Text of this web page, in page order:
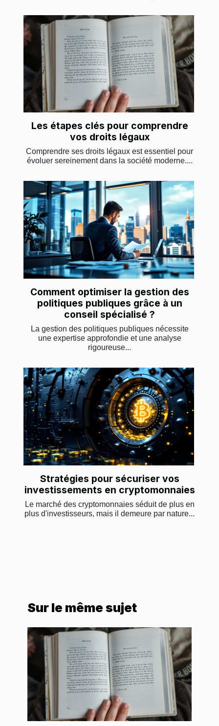
Les étapes clés pour comprendre
vos droits légaux
Comprendre ses droits légaux est essentiel pour
évoluer sereinement dans la société moderne....
Comment optimiser la gestion des
politiques publiques grâce à un
conseil spécialisé ?
La gestion des politiques publiques nécessite
une expertise approfondie et une analyse
rigoureuse...
Stratégies pour sécuriser vos
investissements en cryptomonnaies
Le marché des cryptomonnaies séduit de plus en
plus d'investisseurs, mais il demeure par nature...
Sur le même sujet